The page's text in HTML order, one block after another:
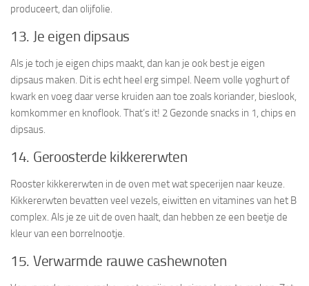
produceert, dan olijfolie.
13. Je eigen dipsaus
Als je toch je eigen chips maakt, dan kan je ook best je eigen
dipsaus maken. Dit is echt heel erg simpel. Neem volle yoghurt of
kwark en voeg daar verse kruiden aan toe zoals koriander, bieslook,
komkommer en knoflook. That’s it! 2 Gezonde snacks in 1, chips en
dipsaus.
14. Geroosterde kikkererwten
Rooster kikkererwten in de oven met wat specerijen naar keuze.
Kikkererwten bevatten veel vezels, eiwitten en vitamines van het B
complex. Als je ze uit de oven haalt, dan hebben ze een beetje de
kleur van een borrelnootje.
15. Verwarmde rauwe cashewnoten